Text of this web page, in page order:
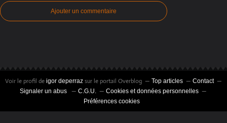
Ajouter un commentaire
Voir le profil de igor deperraz sur le portail Overblog Top articles
Contact
Signaler un abus
C.G.U.
Cookies et données personnelles
Préférences cookies